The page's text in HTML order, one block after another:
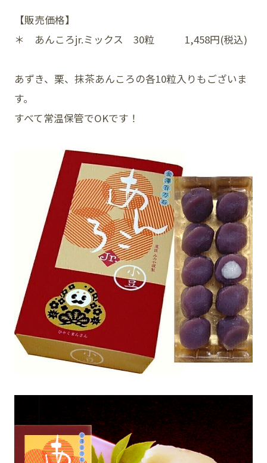
【販売価格】
＊ あんころjr.ミックス 30粒 1,458円(税込)
あずき、栗、抹茶あんころの各10粒入りもございま
す。
すべて常温保管でOKです！